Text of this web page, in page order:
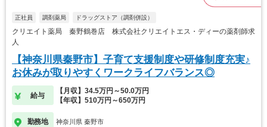
正社員 調剤薬局 ドラッグストア（調剤併設）
クリエイト薬局 秦野鶴巻店 株式会社クリエイトエス・ディーの薬剤師求
人
【神奈川県秦野市】子育て支援制度や研修制度充実♪
お休みが取りやすくワークライフバランス◎
給与
【月収】34.5万円～50.0万円
【年収】510万円～650万円
勤務地 神奈川県 秦野市